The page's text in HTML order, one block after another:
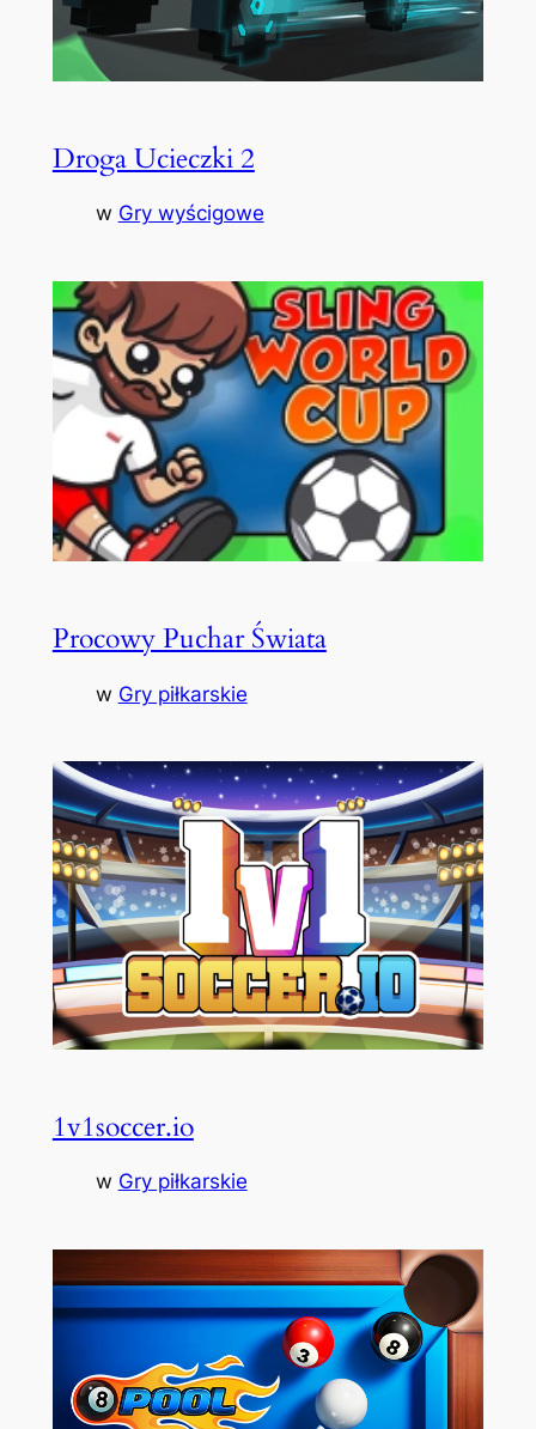
Droga Ucieczki 2
w Gry wyścigowe
Procowy Puchar Świata
w Gry piłkarskie
1v1soccer.io
w Gry piłkarskie